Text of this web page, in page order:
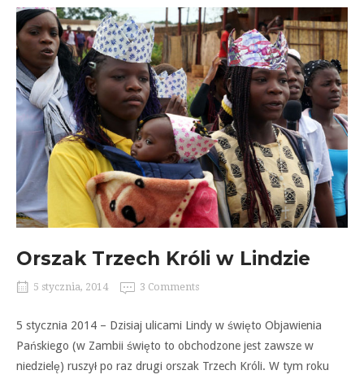
Orszak Trzech Króli w Lindzie
5 stycznia, 2014 3 Comments
5 stycznia 2014 – Dzisiaj ulicami Lindy w święto Objawienia
Pańskiego (w Zambii święto to obchodzone jest zawsze w
niedzielę) ruszył po raz drugi orszak Trzech Króli. W tym roku